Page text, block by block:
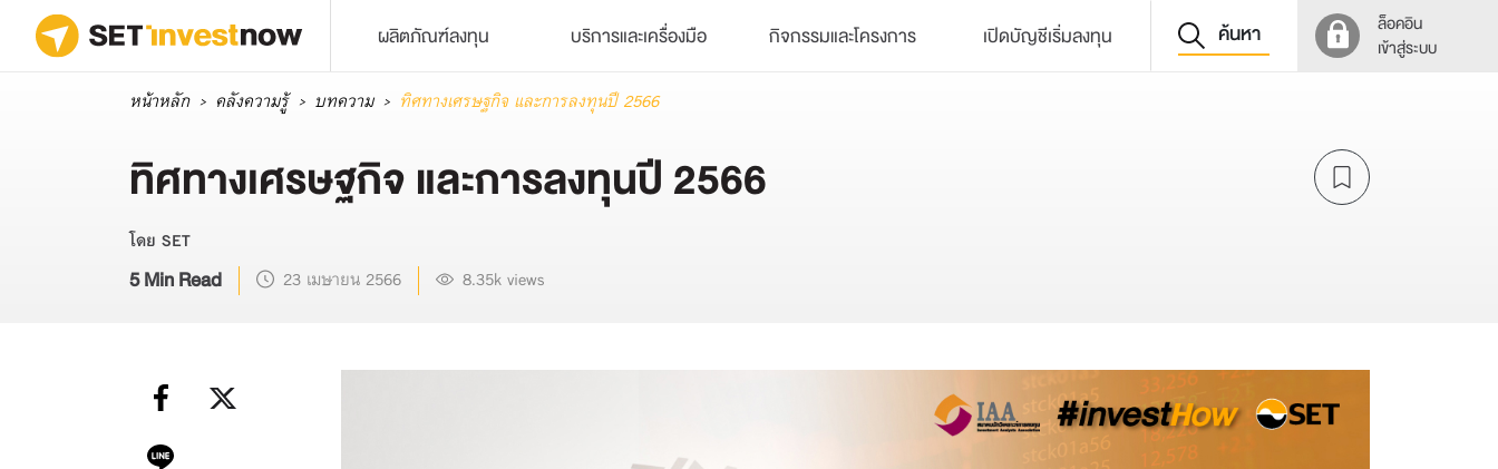
ผลิตภัณฑ์ลงทุน บริการและเครื่องมือ กิจกรรมและโครงการ เปิดบัญชีเริ่มลงทุน ค้นหา
ล็อคอิน
เข้าสู่ระบบ
หน้าหลัก คลังความรู้ บทความ ทิศทางเศรษฐกิจ และการลงทุนปี 2566
ทิศทางเศรษฐกิจ และการลงทุนปี 2566
โดย SET
5 Min Read 23 เมษายน 2566 8.35k views